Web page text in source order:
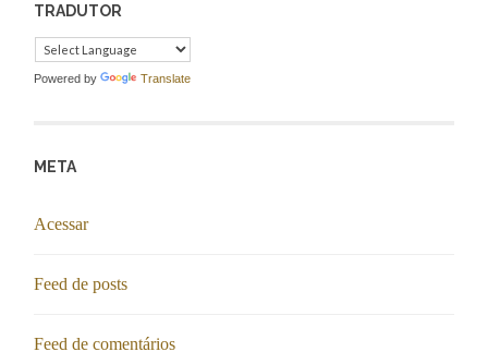
TRADUTOR
Powered by Translate
META
Acessar
Feed de posts
Feed de comentários